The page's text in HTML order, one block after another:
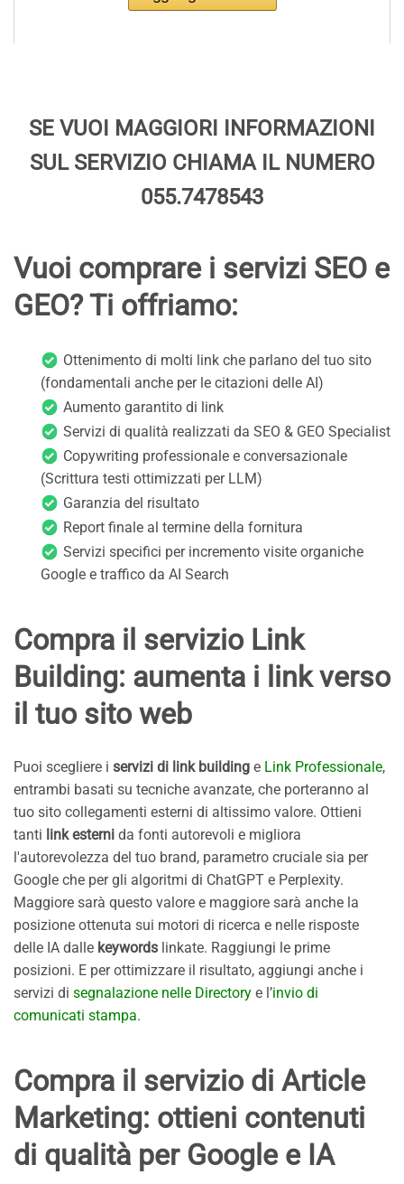
SE VUOI MAGGIORI INFORMAZIONI
SUL SERVIZIO CHIAMA IL NUMERO
055.7478543
Vuoi comprare i servizi SEO e
GEO? Ti offriamo:
Ottenimento di molti link che parlano del tuo sito
(fondamentali anche per le citazioni delle AI)
Aumento garantito di link
Servizi di qualità realizzati da SEO & GEO Specialist
Copywriting professionale e conversazionale
(Scrittura testi ottimizzati per LLM)
Garanzia del risultato
Report finale al termine della fornitura
Servizi specifici per incremento visite organiche
Google e traffico da AI Search
Compra il servizio Link
Building: aumenta i link verso
il tuo sito web
Puoi scegliere i servizi di link building e Link Professionale,
entrambi basati su tecniche avanzate, che porteranno al
tuo sito collegamenti esterni di altissimo valore. Ottieni
tanti link esterni da fonti autorevoli e migliora
l'autorevolezza del tuo brand, parametro cruciale sia per
Google che per gli algoritmi di ChatGPT e Perplexity.
Maggiore sarà questo valore e maggiore sarà anche la
posizione ottenuta sui motori di ricerca e nelle risposte
delle IA dalle keywords linkate. Raggiungi le prime
posizioni. E per ottimizzare il risultato, aggiungi anche i
servizi di segnalazione nelle Directory e l’invio di
comunicati stampa.
Compra il servizio di Article
Marketing: ottieni contenuti
di qualità per Google e IA